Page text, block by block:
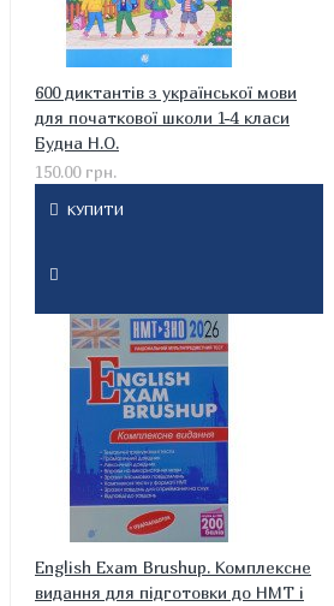
600 диктантів з української мови
для початкової школи 1-4 класи
Будна Н.О.
150.00 грн.
КУПИТИ
English Exam Brushup. Комплексне
видання для підготовки до НМТ і